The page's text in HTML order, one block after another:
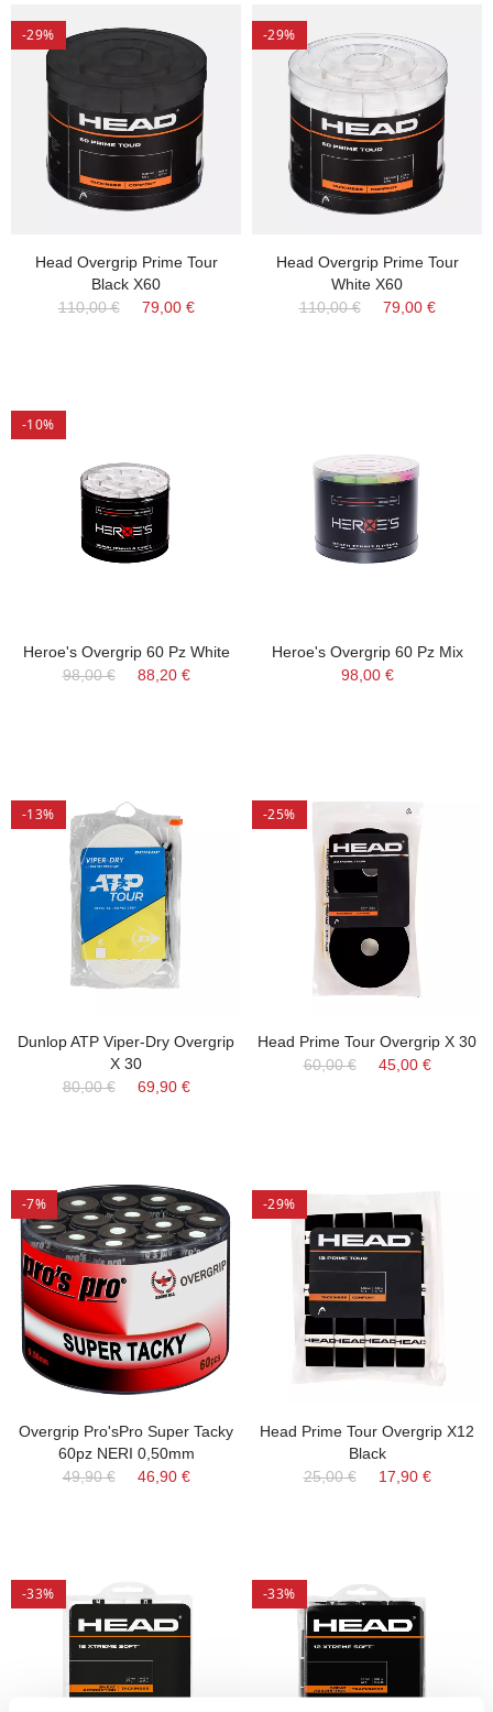
-29%
Head Overgrip Prime Tour
Black X60
110,00 €
79,00 €
-29%
Head Overgrip Prime Tour
White X60
110,00 €
79,00 €
-10%
Heroe's Overgrip 60 Pz White
98,00 €
88,20 €
Heroe's Overgrip 60 Pz Mix
98,00 €
-13%
Dunlop ATP Viper-Dry Overgrip
X 30
80,00 €
69,90 €
-25%
Head Prime Tour Overgrip X 30
60,00 €
45,00 €
-7%
Overgrip Pro'sPro Super Tacky
60pz NERI 0,50mm
49,90 €
46,90 €
-29%
Head Prime Tour Overgrip X12
Black
25,00 €
17,90 €
-33% -33%